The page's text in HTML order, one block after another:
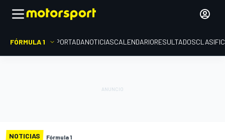
FÓRMULA 1 PORTADANOTICIASCALENDARIORESULTADOS
NOTICIAS Fórmula 1